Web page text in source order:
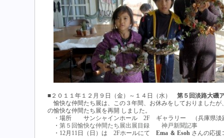
■２０１１年１２月９日（金）～１４日（水）
第５回淡路大磯
愉快な仲間たち展は、この３年間、お休みをしておりました
の愉快な仲間たち展を再開 しました。
・場所 サンシャインホール 2F ギャラリー （兵庫県淡
・ 第５回愉快な仲間たち展出展目録
神戸新聞記事
・12月11日（日）は 2Fホールにて Ema ＆ Esoh さんの応援